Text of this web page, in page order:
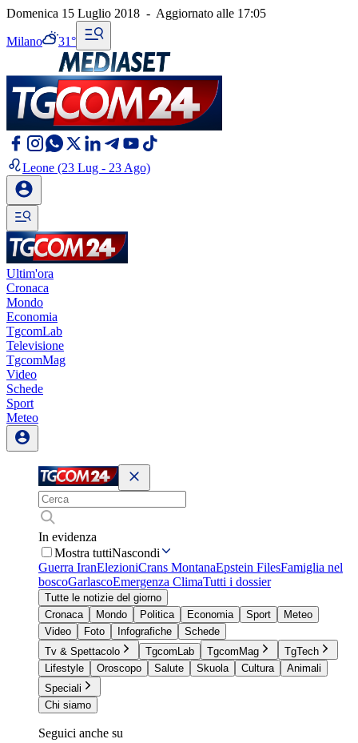
Domenica 15 Luglio 2018 - Aggiornato alle 17:05
Milano 31°
Leone (23 Lug - 23 Ago)
Ultim'ora
Cronaca
Mondo
Economia
TgcomLab
Televisione
TgcomMag
Video
Schede
Sport
Meteo
In evidenza
Mostra tuttiNascondi
Guerra IranElezioniCrans MontanaEpstein FilesFamiglia nel
boscoGarlascoEmergenza ClimaTutti i dossier
Tutte le notizie del giorno
Cronaca
Mondo Politica Economia Sport
Meteo
Video
Foto Infografiche
Schede
Tv & Spettacolo
TgcomLab TgcomMag
TgTech
Lifestyle
Oroscopo Salute Skuola Cultura
Animali
Speciali
Chi siamo
Seguici anche su